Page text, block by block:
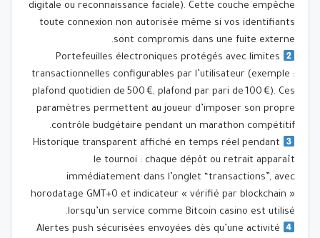
digitale ou reconnaissance faciale). Cette couche empêche
toute connexion non autorisée même si vos identifiants
sont compromis dans une fuite externe.
Portefeuilles électroniques protégés avec limites
transactionnelles configurables par l’utilisateur (exemple :
plafond quotidien de 500 €, plafond par pari de 100 €). Ces
paramètres permettent au joueur d’imposer son propre
contrôle budgétaire pendant un marathon compétitif.
Historique transparent affiché en temps réel pendant
le tournoi : chaque dépôt ou retrait apparaît
immédiatement dans l’onglet “transactions”, avec
horodatage GMT+0 et indicateur « vérifié par blockchain »
lorsqu’un service comme Bitcoin casino est utilisé.
Alertes push sécurisées envoyées dès qu’une activité